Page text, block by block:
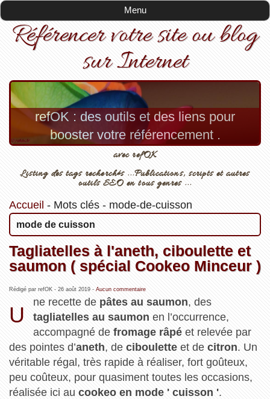
Menu
Référencer votre site ou blog
sur Internet
refOK : des outils et des liens pour
booster votre référencement .
avec refOK
Listing des tags recherchés ...Publications, scripts et autres
outils SEO en tous genres ...
Accueil - Mots clés- mode-de-cuisson
mode de cuisson
Tagliatelles à l'aneth, ciboulette et
saumon ( spécial Cookeo Minceur )
Rédigé par refOK - 26 août 2019- Aucun commentaire
U
ne recette de pâtes au saumon, des
tagliatelles au saumon en l’occurrence,
accompagné defromage râpé et relevée par
des pointes d’aneth, de cibouletteet de citron. Un
véritable régal, très rapide à réaliser, fort goûteux,
peu coûteux, pour quasiment toutes les occasions,
réalisée ici au cookeo en mode ' cuisson '.